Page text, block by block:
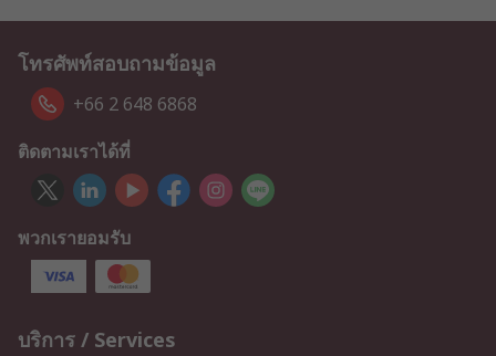
โทรศัพท์สอบถามข้อมูล
+66 2 648 6868
ติดตามเราได้ที่
พวกเรายอมรับ
บริการ / Services